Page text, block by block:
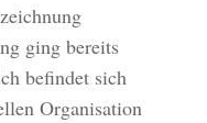
ging bereits
befindet sich
Organisation